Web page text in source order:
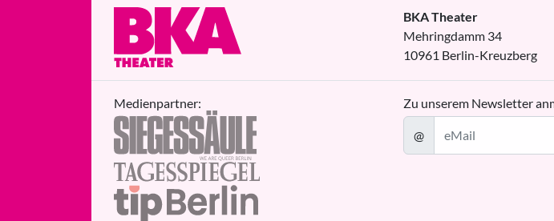
BKA Theater
Mehringdamm 34
10961 Berlin-Kreuzberg
Zu unserem Newsletter
@
Medienpartner: